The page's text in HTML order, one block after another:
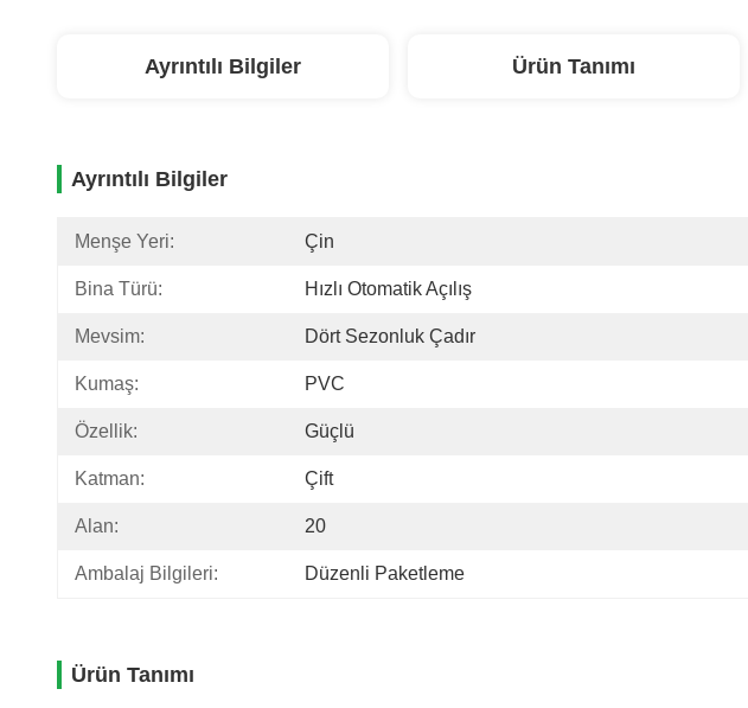
Ayrıntılı Bilgiler Ürün Tanımı
Ayrıntılı Bilgiler
Menşe Yeri: Çin
Bina Türü: Hızlı Otomatik Açılış
Mevsim: Dört Sezonluk Çadır
Kumaş: PVC
Özellik: Güçlü
Katman: Çift
Alan: 20
Ambalaj Bilgileri: Düzenli Paketleme
Ürün Tanımı